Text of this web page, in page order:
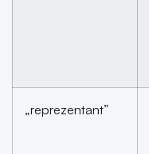
„reprezentant”